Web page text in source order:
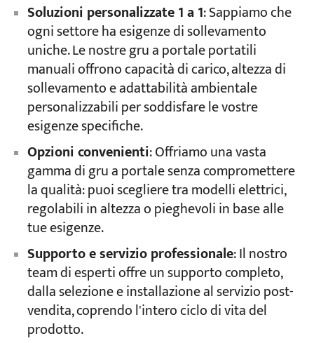
Soluzioni personalizzate 1 a 1: Sappiamo che
ogni settore ha esigenze di sollevamento
uniche. Le nostre gru a portale portatili
manuali offrono capacità di carico, altezza di
sollevamento e adattabilità ambientale
personalizzabili per soddisfare le vostre
esigenze specifiche.
Opzioni convenienti: Offriamo una vasta
gamma di gru a portale senza compromettere
la qualità: puoi scegliere tra modelli elettrici,
regolabili in altezza o pieghevoli in base alle
tue esigenze.
Supporto e servizio professionale: Il nostro
team di esperti offre un supporto completo,
dalla selezione e installazione al servizio post-
vendita, coprendo l'intero ciclo di vita del
prodotto.